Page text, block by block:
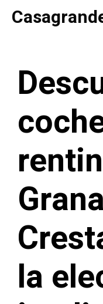
Saltar
la